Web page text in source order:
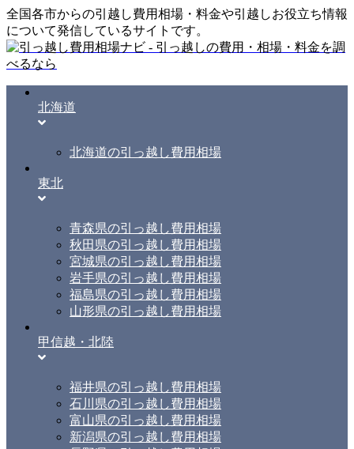
全国各市からの引越し費用相場・料金や引越しお役立ち情報
について発信しているサイトです。
北海道
北海道の引っ越し費用相場
東北
青森県の引っ越し費用相場
秋田県の引っ越し費用相場
宮城県の引っ越し費用相場
岩手県の引っ越し費用相場
福島県の引っ越し費用相場
山形県の引っ越し費用相場
甲信越・北陸
福井県の引っ越し費用相場
石川県の引っ越し費用相場
富山県の引っ越し費用相場
新潟県の引っ越し費用相場